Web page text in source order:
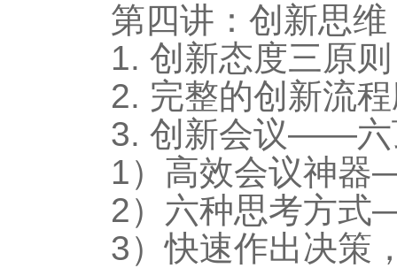
第四讲：创新思
1. 创新态度三原则
2. 完整的创新流
3. 创新会议——六
1）高效会议神
2）六种思考方
3）快速作出决策